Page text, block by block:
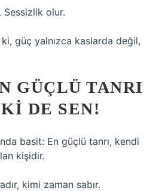
Sessizlik olur.
güç yalnızca kaslarda değil,
GÜÇLÜ TANRI
DE SEN!
basit: En güçlü tanrı, kendi
kişidir.
kimi zaman sabır.